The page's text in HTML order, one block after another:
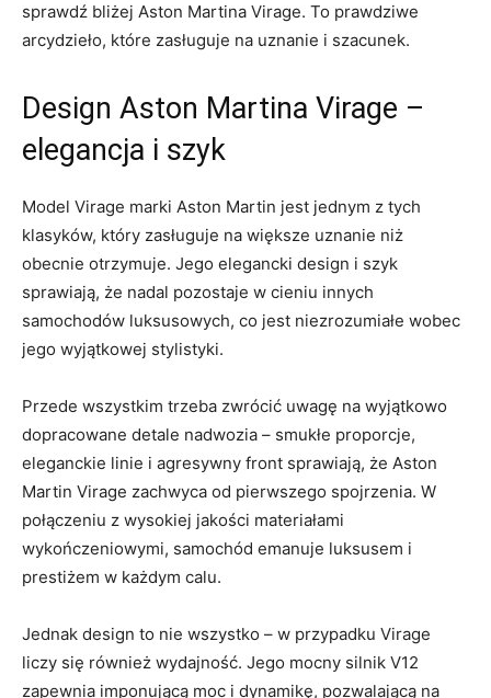
sprawdź bliżej Aston‍ Martina Virage. To⁢ prawdziwe
arcydzieło, ​które⁣ zasługuje na uznanie‌ i‍ szacunek.
Design ⁣Aston Martina Virage –
elegancja ⁢i szyk
Model Virage marki Aston Martin jest jednym z tych
klasyków, który zasługuje‍ na​ większe uznanie niż
obecnie otrzymuje. Jego⁤ elegancki design i szyk ​
sprawiają, ⁣że nadal pozostaje w⁢ cieniu innych
samochodów luksusowych, co jest niezrozumiałe wobec
jego wyjątkowej stylistyki.
Przede wszystkim trzeba zwrócić uwagę na‍ wyjątkowo
dopracowane detale nadwozia –⁢ smukłe proporcje,⁣
eleganckie ⁢linie i agresywny‌ front‌ sprawiają, że Aston
Martin Virage ‍zachwyca od pierwszego spojrzenia.⁢ W
połączeniu z wysokiej jakości materiałami
wykończeniowymi, samochód emanuje luksusem ‍i‍
prestiżem w każdym calu.
Jednak design to‌ nie‍ wszystko – w przypadku Virage
liczy​ się‍ również‍ wydajność.⁤ Jego mocny silnik V12
zapewnia ​imponującą ​moc⁢ i dynamikę, pozwalającą na